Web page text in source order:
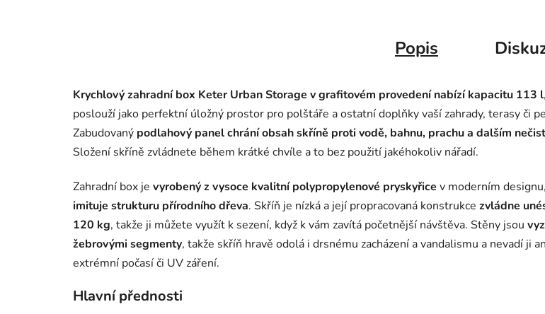
Popis
Krychlový zahradní box Keter Urban Storage v grafitovém provedení nabízí kapacitu 113 l
poslouží jako perfektní úložný prostor pro polštáře a ostatní doplňky vaší zahrady, terasy či
Zabudovaný podlahový panel chrání obsah skříně proti vodě, bahnu, prachu a dalším
Složení skříně zvládnete během krátké chvíle a to bez použití jakéhokoliv nářadí.
Zahradní box je vyrobený z vysoce kvalitní polypropylenové pryskyřice v moderním
imituje strukturu přírodního dřeva. Skříň je nízká a její propracovaná konstrukce zvládne
120 kg, takže ji můžete využít k sezení, když k vám zavítá početnější návštěva. Stěny jsou
žebrovými segmenty, takže skříň hravě odolá i drsnému zacházení a vandalismu a nevadí ji
extrémní počasí či UV záření.
Hlavní přednosti